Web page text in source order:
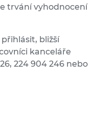
trvání vyhodnocení
bližší
kanceláře
224 904 246 nebo